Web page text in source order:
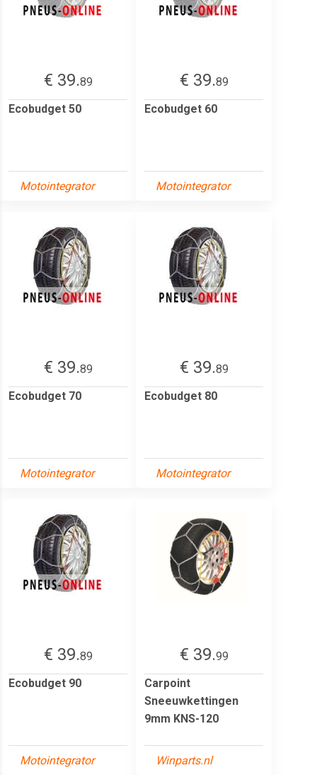
€ 39.89
Ecobudget 50
Motointegrator
€ 39.89
Ecobudget 60
Motointegrator
€ 39.89
Ecobudget 70
Motointegrator
€ 39.89
Ecobudget 80
Motointegrator
€ 39.89
Ecobudget 90
Motointegrator
€ 39.99
Carpoint
Sneeuwkettingen
9mm KNS-120
Winparts.nl